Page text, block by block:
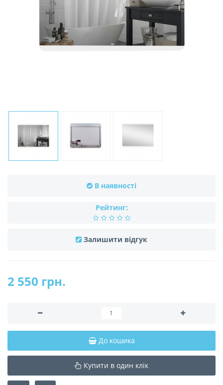
В наявності
Рейтинг:
Залишити відгук
2 550 грн.
До кошика
Купити в один клік